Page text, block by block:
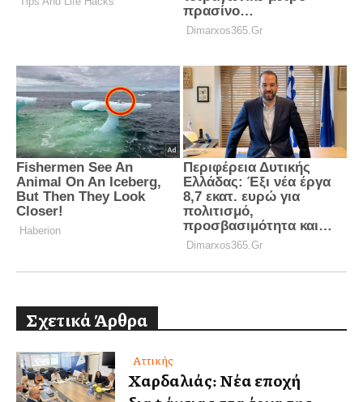
Σχετικά Άρθρα
Αττικής
Χαρδαλιάς: Νέα εποχή